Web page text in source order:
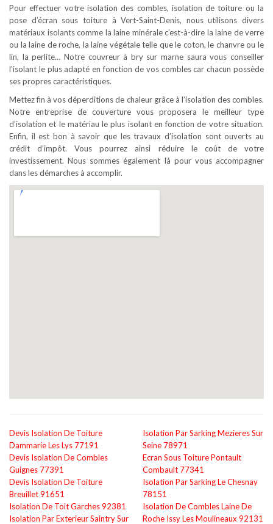
Pour effectuer votre isolation des combles, isolation de toiture ou la
pose d’écran sous toiture à Vert-Saint-Denis, nous utilisons divers
matériaux isolants comme la laine minérale c’est-à-dire la laine de verre
ou la laine de roche, la laine végétale telle que le coton, le chanvre ou le
lin, la perlite… Notre couvreur à bry sur marne saura vous conseiller
l’isolant le plus adapté en fonction de vos combles car chacun possède
ses propres caractéristiques.
Mettez fin à vos déperditions de chaleur grâce à l’isolation des combles.
Notre entreprise de couverture vous proposera le meilleur type
d’isolation et le matériau le plus isolant en fonction de votre situation.
Enfin, il est bon à savoir que les travaux d’isolation sont ouverts au
crédit d’impôt. Vous pourrez ainsi réduire le coût de votre
investissement. Nous sommes également là pour vous accompagner
dans les démarches à accomplir.
Devis Isolation De Toiture
Dammarie Les Lys 77191
Devis Isolation De Combles
Guignes 77391
Devis Isolation De Toiture
Breuillet 91651
Isolation De Toit Garches 92381
Isolation Par Exterieur Saintry Sur
Isolation Par Sarking Mezieres Sur
Seine 78971
Ecran Sous Toiture Pontault
Combault 77341
Isolation Par Sarking Le Chesnay
78151
Isolation De Combles Laine De
Roche Issy Les Moulineaux 92131